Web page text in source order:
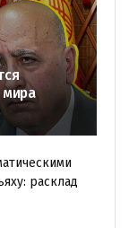
мира
расклад